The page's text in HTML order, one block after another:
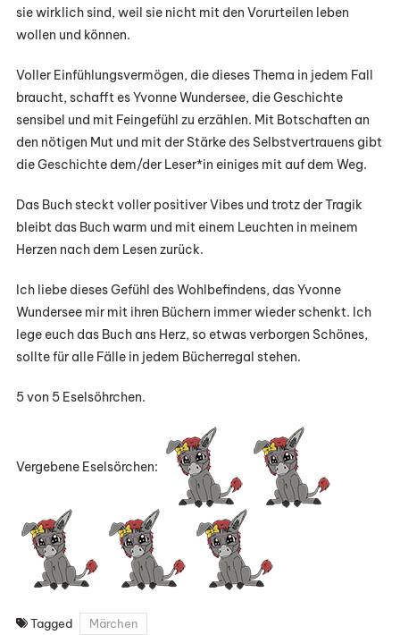
sie wirklich sind, weil sie nicht mit den Vorurteilen leben
wollen und können.
Voller Einfühlungsvermögen, die dieses Thema in jedem Fall
braucht, schafft es Yvonne Wundersee, die Geschichte
sensibel und mit Feingefühl zu erzählen. Mit Botschaften an
den nötigen Mut und mit der Stärke des Selbstvertrauens gibt
die Geschichte dem/der Leser*in einiges mit auf dem Weg.
Das Buch steckt voller positiver Vibes und trotz der Tragik
bleibt das Buch warm und mit einem Leuchten in meinem
Herzen nach dem Lesen zurück.
Ich liebe dieses Gefühl des Wohlbefindens, das Yvonne
Wundersee mir mit ihren Büchern immer wieder schenkt. Ich
lege euch das Buch ans Herz, so etwas verborgen Schönes,
sollte für alle Fälle in jedem Bücherregal stehen.
5 von 5 Eselsöhrchen.
Vergebene Eselsörchen:
Tagged Märchen